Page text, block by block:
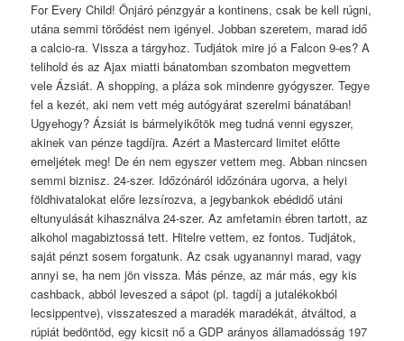
For Every Child! Önjáró pénzgyár a kontinens, csak be kell rúgni,
utána semmi törődést nem igényel. Jobban szeretem, marad idő
a calcio-ra. Vissza a tárgyhoz. Tudjátok mire jó a Falcon 9-es? A
telihold és az Ajax miatti bánatomban szombaton megvettem
vele Ázsiát. A shopping, a pláza sok mindenre gyógyszer. Tegye
fel a kezét, aki nem vett még autógyárat szerelmi bánatában!
Ugyehogy? Ázsiát is bármelyikőtök meg tudná venni egyszer,
akinek van pénze tagdíjra. Azért a Mastercard limitet előtte
emeljétek meg! De én nem egyszer vettem meg. Abban nincsen
semmi biznisz. 24-szer. Időzónáról időzónára ugorva, a helyi
földhivatalokat előre lezsírozva, a jegybankok ebédidő utáni
eltunyulását kihasználva 24-szer. Az amfetamin ébren tartott, az
alkohol magabiztossá tett. Hitelre vettem, ez fontos. Tudjátok,
saját pénzt sosem forgatunk. Az csak ugyanannyi marad, vagy
annyi se, ha nem jön vissza. Más pénze, az már más, egy kis
cashback, abból leveszed a sápot (pl. tagdíj a jutalékokból
lecsippentve), visszateszed a maradék maradékát, átváltod, a
rúpiát bedöntöd, egy kicsit nő a GDP arányos államadósság 197